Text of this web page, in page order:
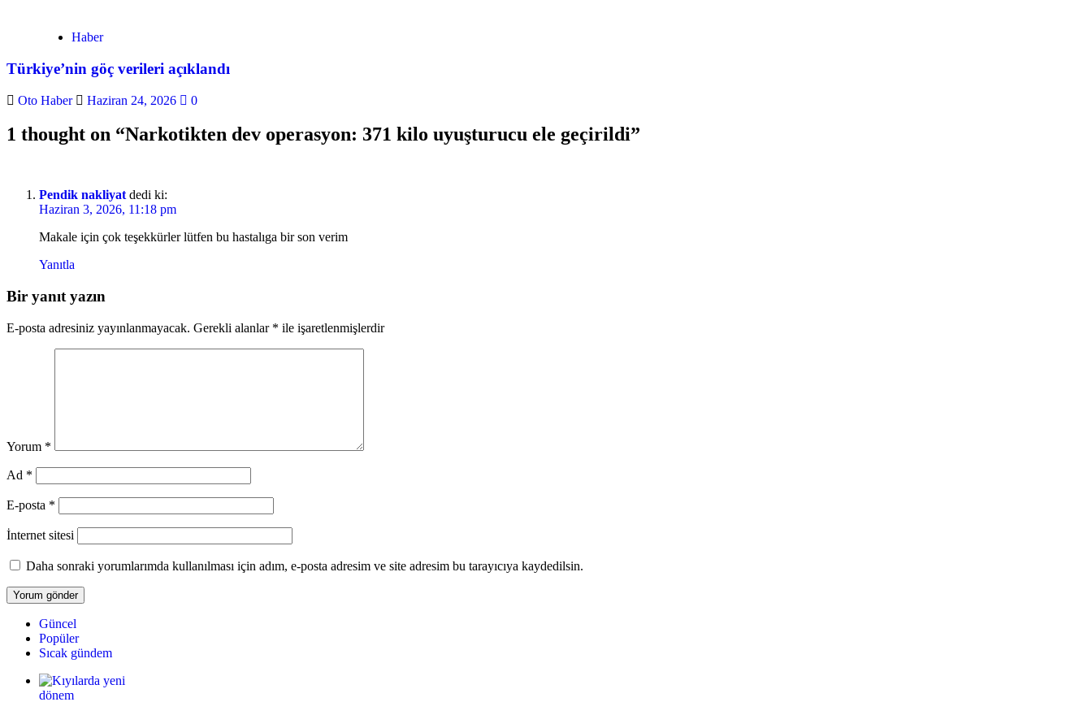
Haber
Türkiye’nin göç verileri açıklandı
Oto Haber Haziran 24, 2026 0
1 thought on “Narkotikten dev operasyon: 371 kilo uyuşturucu ele geçirildi”
Pendik nakliyat dedi ki:
Haziran 3, 2026, 11:18 pm
Makale için çok teşekkürler lütfen bu hastalıga bir son verim
Yanıtla
Bir yanıt yazın
E-posta adresiniz yayınlanmayacak. Gerekli alanlar * ile işaretlenmişlerdir
Yorum *
Ad *
E-posta *
İnternet sitesi
Daha sonraki yorumlarımda kullanılması için adım, e-posta adresim ve site adresim bu tarayıcıya kaydedilsin.
Güncel
Popüler
Sıcak gündem